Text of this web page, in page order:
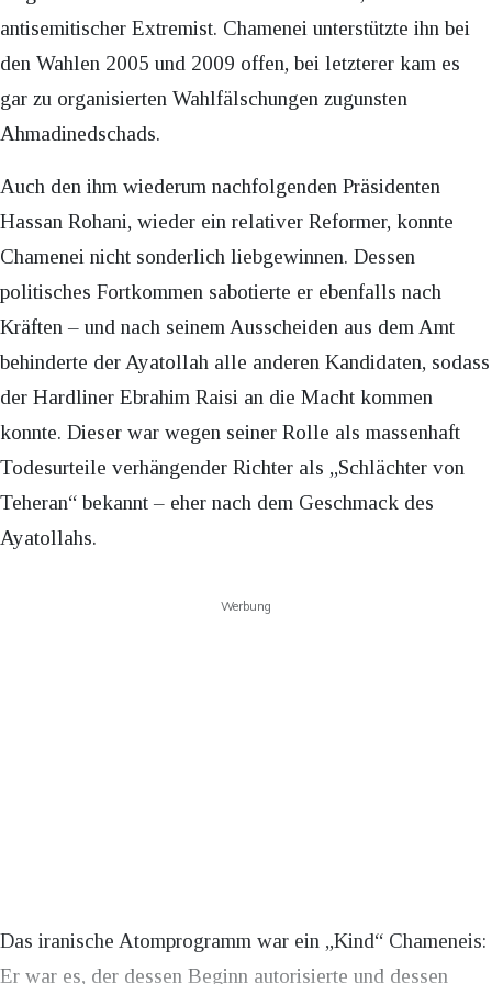
antisemitischer Extremist. Chamenei unterstützte ihn bei
den Wahlen 2005 und 2009 offen, bei letzterer kam es
gar zu organisierten Wahlfälschungen zugunsten
Ahmadinedschads.
Auch den ihm wiederum nachfolgenden Präsidenten
Hassan Rohani, wieder ein relativer Reformer, konnte
Chamenei nicht sonderlich liebgewinnen. Dessen
politisches Fortkommen sabotierte er ebenfalls nach
Kräften – und nach seinem Ausscheiden aus dem Amt
behinderte der Ayatollah alle anderen Kandidaten, sodass
der Hardliner Ebrahim Raisi an die Macht kommen
konnte. Dieser war wegen seiner Rolle als massenhaft
Todesurteile verhängender Richter als „Schlächter von
Teheran“ bekannt – eher nach dem Geschmack des
Ayatollahs.
Werbung
Das iranische Atomprogramm war ein „Kind“ Chameneis:
Er war es, der dessen Beginn autorisierte und dessen